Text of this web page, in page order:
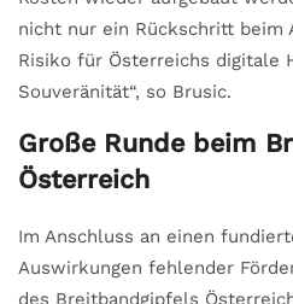
nicht nur ein Rückschritt beim
Risiko für Österreichs digitale
Souveränität“, so Brusic.
Große Runde beim
Österreich
Im Anschluss an einen
Auswirkungen fehlender
des Breitbandgipfels